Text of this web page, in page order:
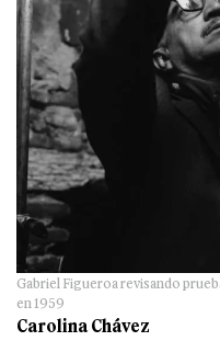
Gabriel Figueroa revisando
en 1959
Carolina Chávez